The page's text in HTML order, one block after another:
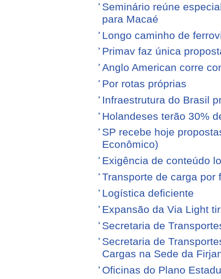
Seminário reúne
para Macaé
Longo caminho de
Primav faz única
Anglo American corre
Por rotas próprias
Infraestrutura do Brasil
Holandeses terão 30%
SP recebe hoje
Econômico)
Exigência de conteúdo
Transporte de carga por
Logística deficiente
Expansão da Via Light
Secretaria de
Secretaria de
Cargas na Sede da
Oficinas do Plano